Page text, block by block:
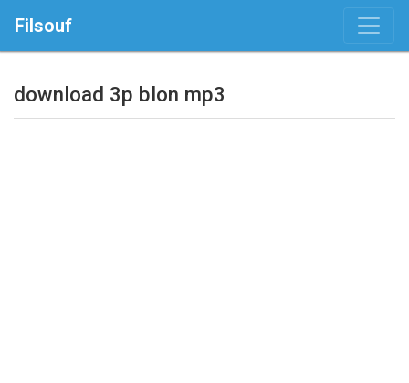
Filsouf
download 3p blon mp3